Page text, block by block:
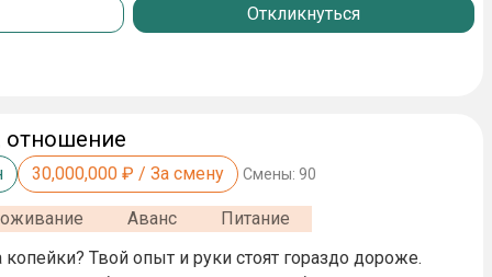
Спецодежда — дарим, чтобы ты выглядел как профи;
Откликнуться
отношение
30,000,000 ₽ / За смену Смены: 90
Аванс
Питание
Твой опыт и руки стоят гораздо дороже.